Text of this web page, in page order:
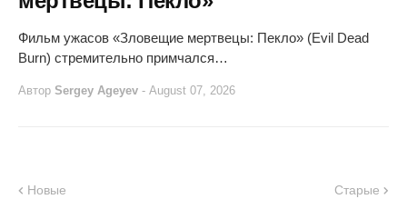
Фильм ужасов «Зловещие мертвецы: Пекло» (Evil Dead
Burn) стремительно примчался…
Автор Sergey Ageyev - August 07, 2026
Новые Старые